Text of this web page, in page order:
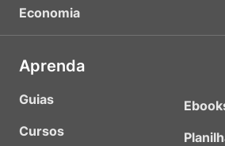
Economia
Aprenda
Guias
Cursos